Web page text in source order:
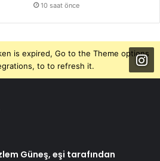
10 saat önce
is expired, Go to the Theme options
to to refresh it.
Güneş, eşi tarafından